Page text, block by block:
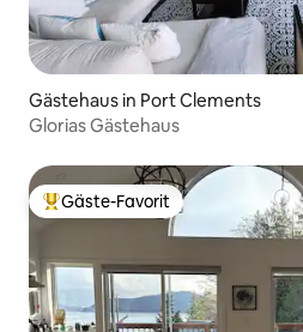
Gästehaus in Port Clements
Glorias Gästehaus
Beliebter Gäste-Favorit.
Gäste-Favorit